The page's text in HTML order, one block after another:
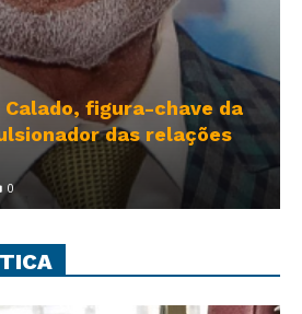
DESTAQUES
Crise
indicação de
Regimento da
14 de Novembro, 2025
da